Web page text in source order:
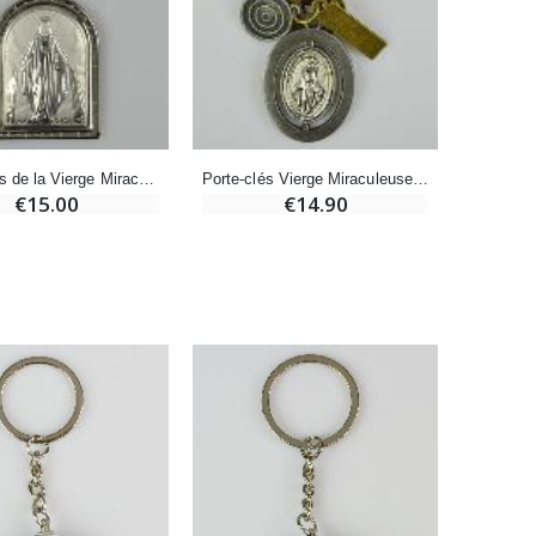
Bougie de Neuvaine Contre le Mal - Saint Michel
Lot de 20 Bougies de Neuvaine Blanches
€15.00
Porte-clés Vierge Miraculeuse - St Christophe en Cuir
€14.90